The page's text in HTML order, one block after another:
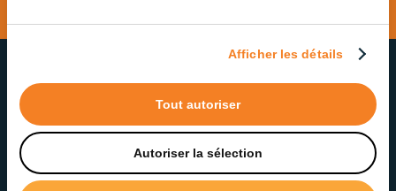
Afficher les détails
Tout autoriser
Autoriser la sélection
AND SERVICE
We take pride in delivering lighting solutions that